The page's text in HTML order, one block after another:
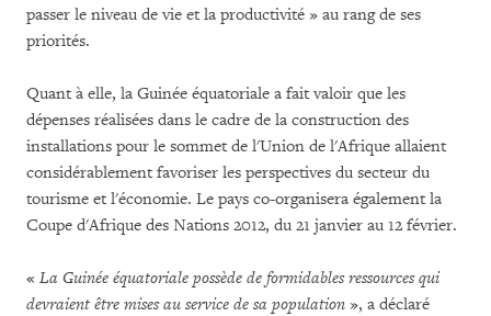
passer le niveau de vie et la productivité » au rang de ses
priorités.
Quant à elle, la Guinée équatoriale a fait valoir que les
dépenses réalisées dans le cadre de la construction des
installations pour le sommet de l'Union de l'Afrique allaient
considérablement favoriser les perspectives du secteur du
tourisme et l'économie. Le pays co-organisera également la
Coupe d'Afrique des Nations 2012, du 21 janvier au 12 février.
« La Guinée équatoriale possède de formidables ressources qui
devraient être mises au service de sa population », a déclaré